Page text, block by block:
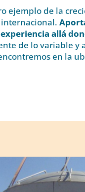
ejemplo de la
internacional.
allá
de lo variable y
en la